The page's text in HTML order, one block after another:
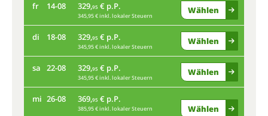
fr 14-08 329,95 € p.P.
345,95 € inkl. lokaler Steuern
Wählen
di 18-08 329,95 € p.P.
345,95 € inkl. lokaler Steuern
Wählen
sa 22-08 329,95 € p.P.
345,95 € inkl. lokaler Steuern
Wählen
mi 26-08 369,95 € p.P.
385,95 € inkl. lokaler Steuern Wählen